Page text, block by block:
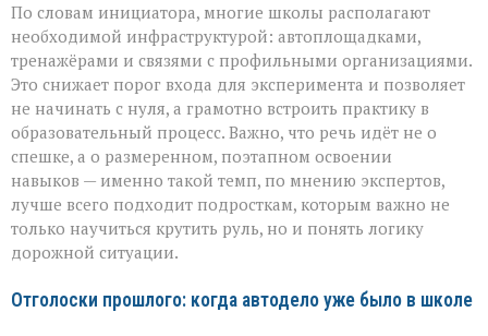
По словам инициатора, многие школы располагают
необходимой инфраструктурой: автоплощадками,
тренажёрами и связями с профильными организациями.
Это снижает порог входа для эксперимента и позволяет
не начинать с нуля, а грамотно встроить практику в
образовательный процесс. Важно, что речь идёт не о
спешке, а о размеренном, поэтапном освоении
навыков — именно такой темп, по мнению экспертов,
лучше всего подходит подросткам, которым важно не
только научиться крутить руль, но и понять логику
дорожной ситуации.
Отголоски прошлого: когда автодело уже было в школе